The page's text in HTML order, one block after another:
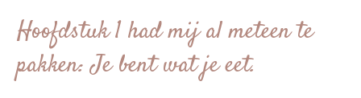
Hoofdstuk 1 had mij al meteen te
pakken: Je bent wat je eet.